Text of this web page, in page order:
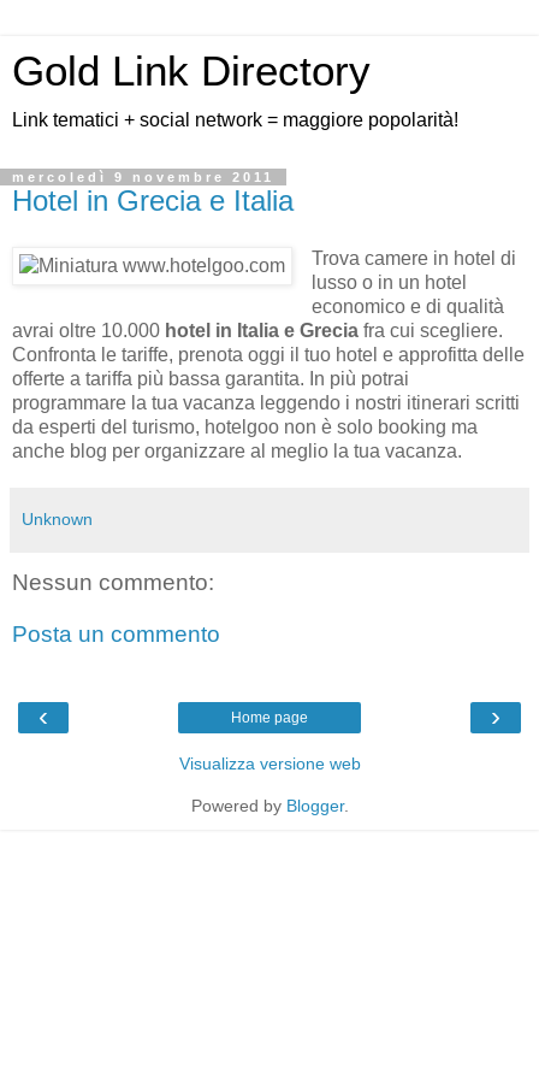
Gold Link Directory
Link tematici + social network = maggiore popolarità!
mercoledì 9 novembre 2011
Hotel in Grecia e Italia
Trova camere in hotel di
lusso o in un hotel
economico e di qualità
avrai oltre 10.000 hotel in Italia e Grecia fra cui scegliere.
Confronta le tariffe, prenota oggi il tuo hotel e approfitta delle
offerte a tariffa più bassa garantita. In più potrai
programmare la tua vacanza leggendo i nostri itinerari scritti
da esperti del turismo, hotelgoo non è solo booking ma
anche blog per organizzare al meglio la tua vacanza.
Unknown
Nessun commento:
Posta un commento
‹ ›
Home page
Visualizza versione web
Powered by Blogger.